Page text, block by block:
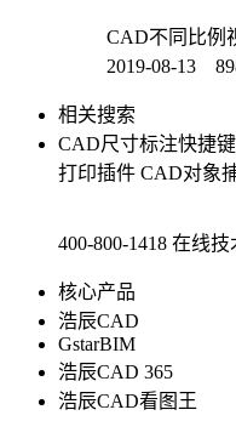
CAD不同比例
2019-08-13
相关搜索
CAD尺寸标注快捷键
打印插件 CAD对象
400-800-1418 在线技
核心产品
浩辰CAD
GstarBIM
浩辰CAD 365
浩辰CAD看图王